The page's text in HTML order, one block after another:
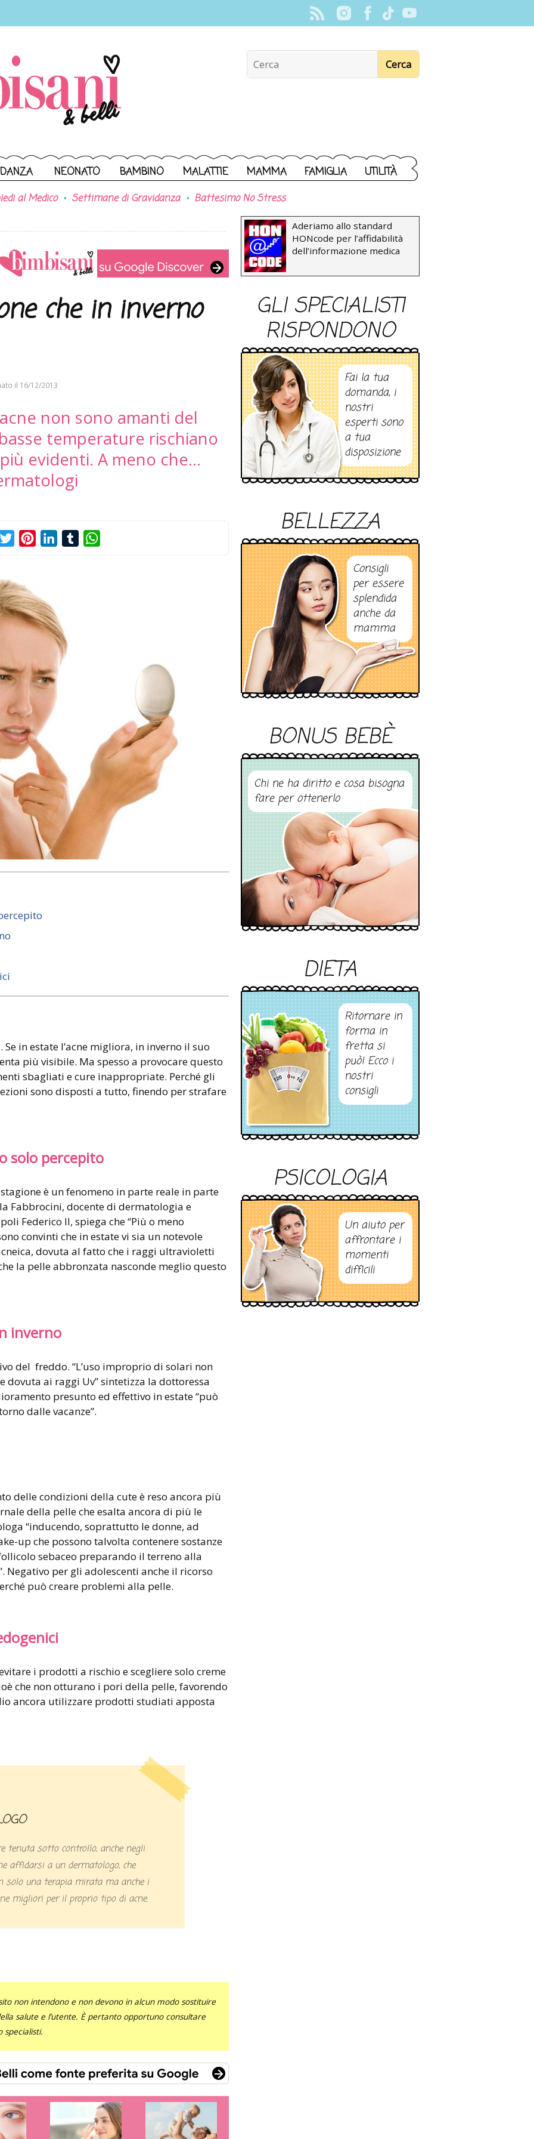
NEONATO BAMBINO MALATTIE MAMMA FAMIGLIA UTILITÀ
al Medico Settimane di Gravidanza Battesimo No Stress
che in inverno
il 16/12/2013
non sono amanti del
temperature rischiano
evidenti. A meno che...
TwitterPinterestLinkedInTumblr
in estate l’acne migliora, in inverno il suo
più visibile. Ma spesso a provocare questo
sbagliati e cure inappropriate. Perché gli
sono disposti a tutto, finendo per strafare
solo percepito
è un fenomeno in parte reale in parte
Fabbrocini, docente di dermatologia e
Federico II, spiega che “Più o meno
convinti che in estate vi sia un notevole
dovuta al fatto che i raggi ultravioletti
la pelle abbronzata nasconde meglio questo
inverno
del freddo. “L’uso improprio di solari non
dovuta ai raggi Uv” sintetizza la dottoressa
presunto ed effettivo in estate “può
dalle vacanze”.
delle condizioni della cute è reso ancora più
della pelle che esalta ancora di più le
“inducendo, soprattutto le donne, ad
up che possono talvolta contenere sostanze
sebaceo preparando il terreno alla
per gli adolescenti anche il ricorso
può creare problemi alla pelle.
i prodotti a rischio e scegliere solo creme
che non otturano i pori della pelle, favorendo
ancora utilizzare prodotti studiati apposta
tenuta sotto controllo, anche negli
affidarsi a un dermatologo, che
solo una terapia mirata ma anche i
migliori per il proprio tipo di acne.
non intendono e non devono in alcun modo sostituire
salute e l’utente. È pertanto opportuno consultare
Aderiamo allo standard
HONcode per l’affidabilità
dell’informazione medica
GLI SPECIALISTI
RISPONDONO
Fai la tua
domanda, i
nostri
esperti sono
a tua
disposizione
BELLEZZA
Consigli
per essere
splendida
anche da
mamma
BONUS BEBÈ
Chi ne ha diritto e cosa bisogna
fare per ottenerlo
DIETA
Ritornare in
forma in
fretta si
può! Ecco i
nostri
consigli
PSICOLOGIA
Un aiuto per
affrontare i
momenti
difficili